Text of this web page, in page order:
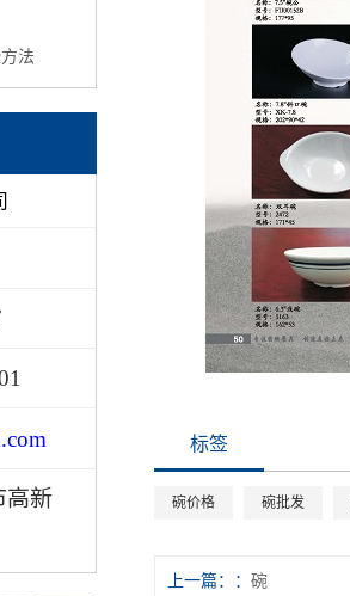
法
高新
标签
碗价格 碗批发
上一篇： 碗